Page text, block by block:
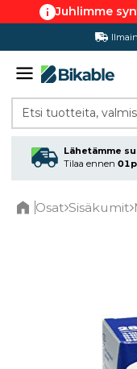
Juhlimme
Etsi tuotteita,
Lähetämme
Tilaa ennen
Osat Sisäkumit